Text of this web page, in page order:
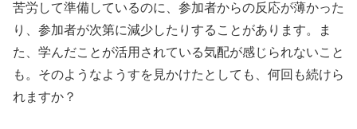
苦労して準備しているのに、参加者からの反応が薄かった
り、参加者が次第に減少したりすることがあります。ま
た、学んだことが活用されている気配が感じられないこと
も。そのようなようすを見かけたとしても、何回も続けら
れますか？